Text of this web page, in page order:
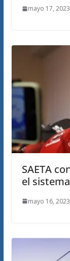
mayo 17, 2023
SAETA
el
mayo 16, 2023